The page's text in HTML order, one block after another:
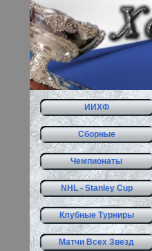
ИИХФ
Сборные
Чемпионаты
NHL - Stanley Cup
Клубные Турниры
Матчи Всех Звезд